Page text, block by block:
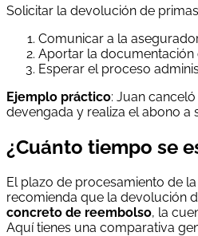
Solicitar la devolución de
Comunicar a la
Aportar la documentación
Esperar el proceso
Ejemplo práctico: Juan
devengada y realiza el abono a
¿Cuánto tiempo se
El plazo de procesamiento de
recomienda que la devolución
concreto de reembolso, la
Aquí tienes una comparativa